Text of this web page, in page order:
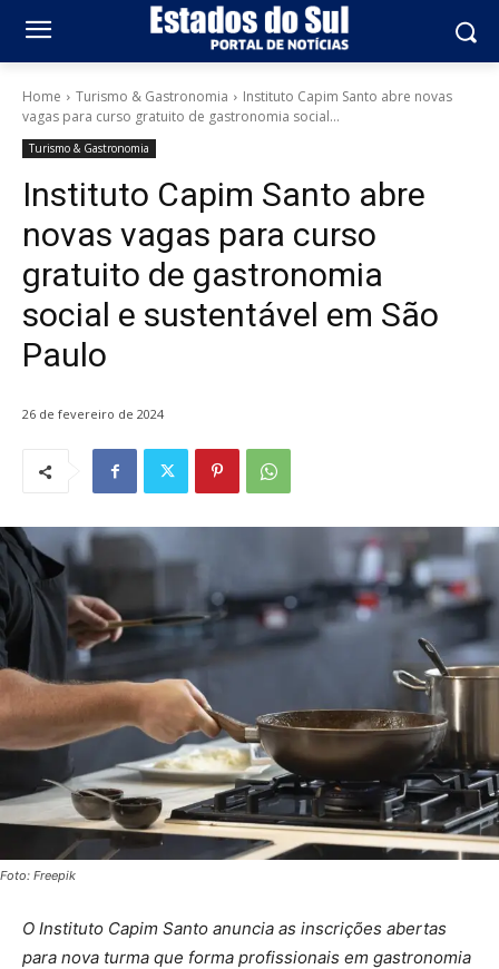
Home Turismo & Gastronomia
Instituto Capim Santo abre novas
vagas para curso gratuito de gastronomia social...
Turismo & Gastronomia
Instituto Capim Santo abre
novas vagas para curso
gratuito de gastronomia
social e sustentável em São
Paulo
26 de fevereiro de 2024
Foto: Freepik
O Instituto Capim Santo anuncia as inscrições abertas
para nova turma que forma profissionais em gastronomia